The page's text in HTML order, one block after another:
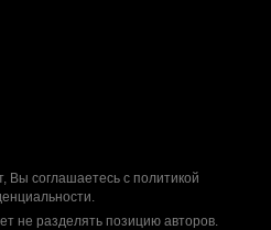
Вы соглашаетесь с политикой
.
не разделять позицию авторов.